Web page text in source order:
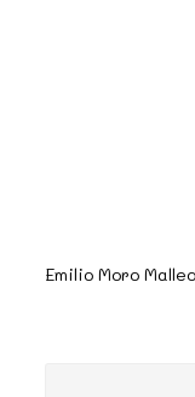
Emilio Moro